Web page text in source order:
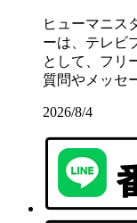
ヒューマニス
ーは、テレビ
として、フリ
質問やメッ
2026/8/4